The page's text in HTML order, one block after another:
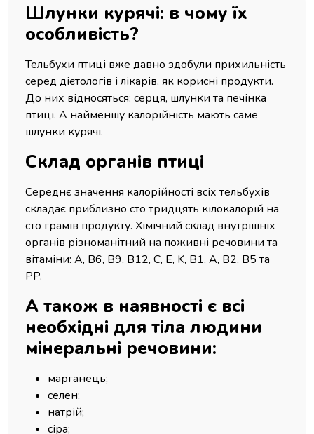
Шлунки курячі: в чому їх
особливість?
Тельбухи птиці вже давно здобули прихильність
серед дієтологів і лікарів, як корисні продукти.
До них відносяться: серця, шлунки та печінка
птиці. А найменшу калорійність мають саме
шлунки курячі.
Склад органів птиці
Середнє значення калорійності всіх тельбухів
складає приблизно сто тридцять кілокалорій на
сто грамів продукту. Хімічний склад внутрішніх
органів різноманітний на поживні речовини та
вітаміни: А, В6, В9, В12, С, Е, K, В1, А, В2, В5 та
РP.
А також в наявності є всі
необхідні для тіла людини
мінеральні речовини:
марганець;
селен;
натрій;
сіра;